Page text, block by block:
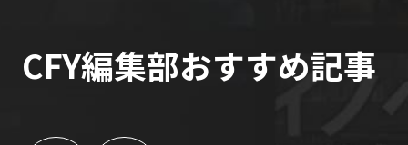
CFY編集部おすすめ記事